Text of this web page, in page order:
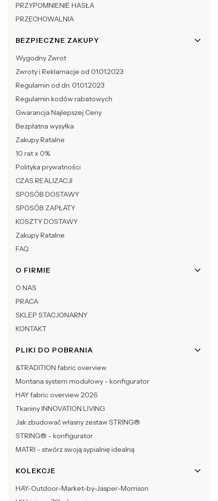
PRZYPOMNIENIE HASŁA
PRZECHOWALNIA
BEZPIECZNE ZAKUPY
Wygodny Zwrot
Zwroty i Reklamacje od 01.01.2023
Regulamin od dn. 01.01.2023
Regulamin kodów rabatowych
Gwarancja Najlepszej Ceny
Bezpłatna wysyłka
Zakupy Ratalne
10 rat x 0%
Polityka prywatności
CZAS REALIZACJI
SPOSÓB DOSTAWY
SPOSÓB ZAPŁATY
KOSZTY DOSTAWY
Zakupy Ratalne
FAQ
O FIRMIE
O NAS
PRACA
SKLEP STACJONARNY
KONTAKT
PLIKI DO POBRANIA
&TRADITION fabric overview
Montana system modułowy - konfigurator
HAY fabric overview 2026
Tkaniny INNOVATION LIVING
Jak zbudować własny zestaw STRING®
STRING® - konfigurator
MATRI - stwórz swoją sypialnię idealną
KOLEKCJE
HAY-Outdoor-Market-by-Jasper-Morrison